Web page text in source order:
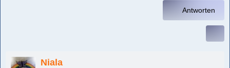
Antworten
Niala